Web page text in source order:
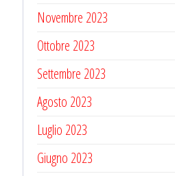
Novembre 2023
Ottobre 2023
Settembre 2023
Agosto 2023
Luglio 2023
Giugno 2023